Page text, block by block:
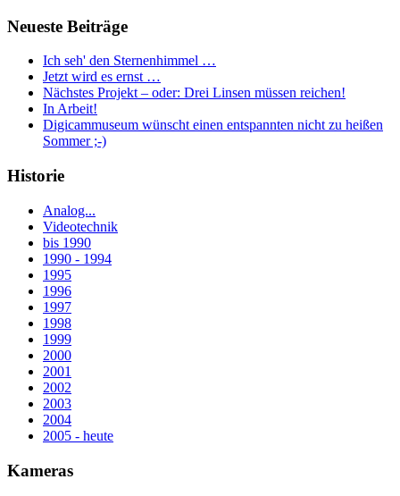
Neueste Beiträge
Ich seh' den Sternenhimmel …
Jetzt wird es ernst …
Nächstes Projekt – oder: Drei Linsen müssen reichen!
In Arbeit!
Digicammuseum wünscht einen entspannten nicht zu heißen
Sommer ;-)
Historie
Analog...
Videotechnik
bis 1990
1990 - 1994
1995
1996
1997
1998
1999
2000
2001
2002
2003
2004
2005 - heute
Kameras